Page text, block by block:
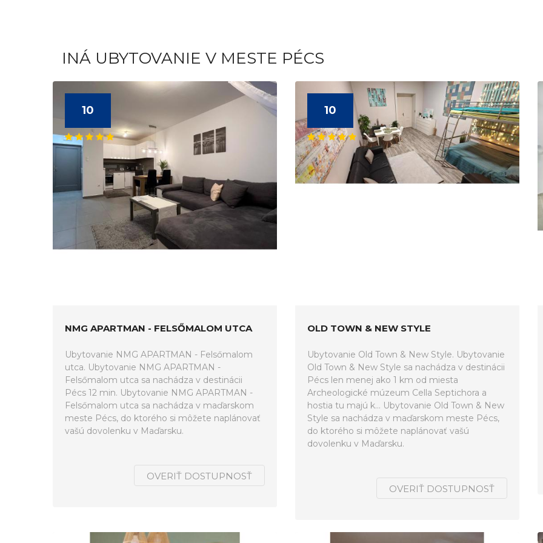
INÁ UBYTOVANIE V MESTE PÉCS
10
NMG APARTMAN - FELSŐMALOM UTCA
Ubytovanie NMG APARTMAN - Felsőmalom
utca. Ubytovanie NMG APARTMAN -
Felsőmalom utca sa nachádza v destinácii
Pécs 12 min. Ubytovanie NMG APARTMAN -
Felsőmalom utca sa nachádza v maďarskom
meste Pécs, do ktorého si môžete naplánovať
vašú dovolenku v Maďarsku.
OVERIŤ DOSTUPNOSŤ
10
OLD TOWN & NEW STYLE
Ubytovanie Old Town & New Style. Ubytovanie
Old Town & New Style sa nachádza v destinácii
Pécs len menej ako 1 km od miesta
Archeologické múzeum Cella Septichora a
hostia tu majú k... Ubytovanie Old Town & New
Style sa nachádza v maďarskom meste Pécs,
do ktorého si môžete naplánovať vašú
dovolenku v Maďarsku.
OVERIŤ DOSTUPNOSŤ